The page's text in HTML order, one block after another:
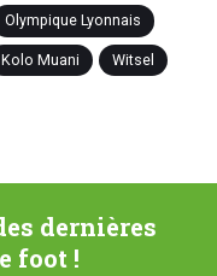
Olympique Lyonnais
Kolo Muani Witsel
dernières
foot !